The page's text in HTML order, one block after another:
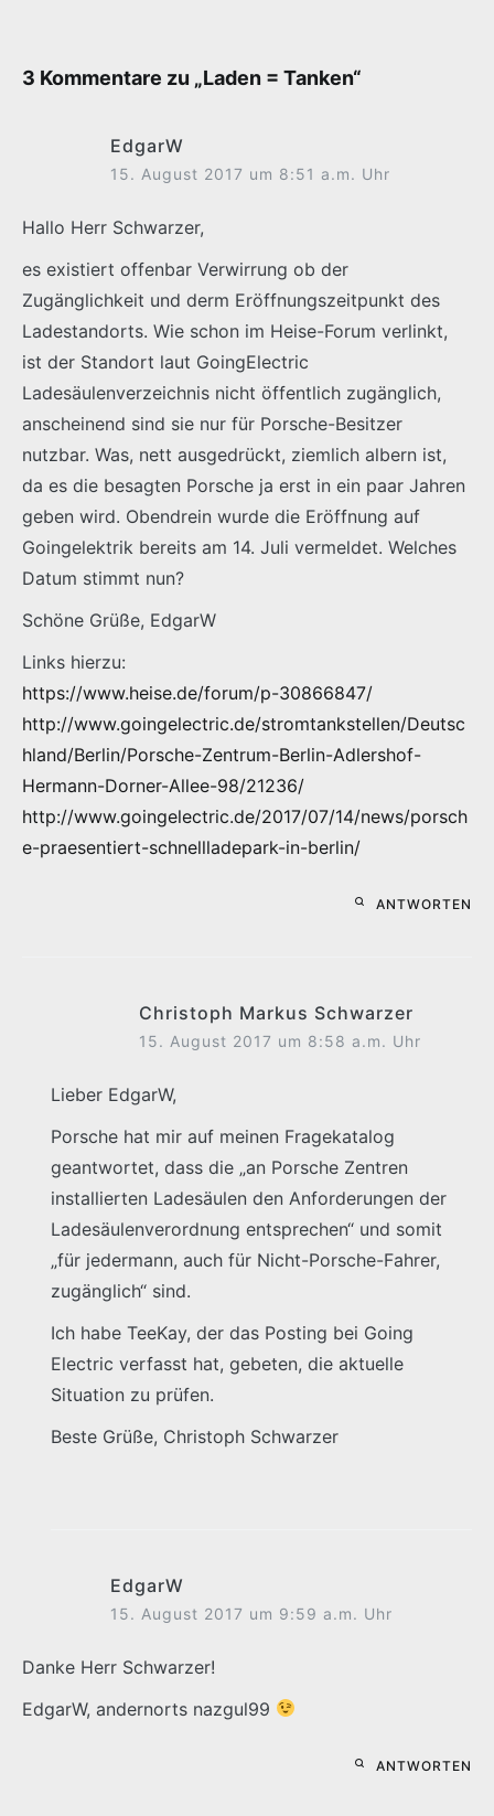
3 Kommentare zu „Laden = Tanken“
EdgarW
15. August 2017 um 8:51 a.m. Uhr
Hallo Herr Schwarzer,
es existiert offenbar Verwirrung ob der
Zugänglichkeit und derm Eröffnungszeitpunkt des
Ladestandorts. Wie schon im Heise-Forum verlinkt,
ist der Standort laut GoingElectric
Ladesäulenverzeichnis nicht öffentlich zugänglich,
anscheinend sind sie nur für Porsche-Besitzer
nutzbar. Was, nett ausgedrückt, ziemlich albern ist,
da es die besagten Porsche ja erst in ein paar Jahren
geben wird. Obendrein wurde die Eröffnung auf
Goingelektrik bereits am 14. Juli vermeldet. Welches
Datum stimmt nun?
Schöne Grüße, EdgarW
Links hierzu:
https://www.heise.de/forum/p-30866847/
http://www.goingelectric.de/stromtankstellen/Deutsc
hland/Berlin/Porsche-Zentrum-Berlin-Adlershof-
Hermann-Dorner-Allee-98/21236/
http://www.goingelectric.de/2017/07/14/news/porsch
e-praesentiert-schnellladepark-in-berlin/
ANTWORTEN
Christoph Markus Schwarzer
15. August 2017 um 8:58 a.m. Uhr
Lieber EdgarW,
Porsche hat mir auf meinen Fragekatalog
geantwortet, dass die „an Porsche Zentren
installierten Ladesäulen den Anforderungen der
Ladesäulenverordnung entsprechen“ und somit
„für jedermann, auch für Nicht-Porsche-Fahrer,
zugänglich“ sind.
Ich habe TeeKay, der das Posting bei Going
Electric verfasst hat, gebeten, die aktuelle
Situation zu prüfen.
Beste Grüße, Christoph Schwarzer
EdgarW
15. August 2017 um 9:59 a.m. Uhr
Danke Herr Schwarzer!
EdgarW, andernorts nazgul99
ANTWORTEN